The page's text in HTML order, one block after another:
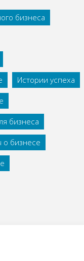
бизнеса
Истории успеха
бизнеса
бизнесе